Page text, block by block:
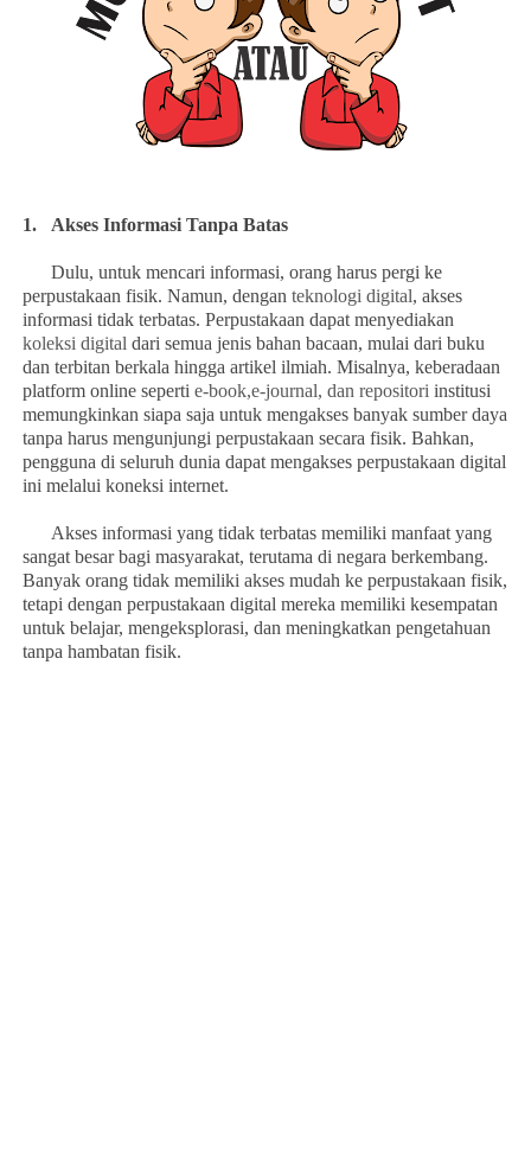
1. Akses Informasi Tanpa Batas
Dulu, untuk mencari informasi, orang harus pergi ke
perpustakaan fisik. Namun, denganteknologi digital, akses
informasi tidak terbatas. Perpustakaan dapat menyediakan
koleksi digital dari semua jenis bahan bacaan, mulai dari buku
dan terbitan berkala hingga artikel ilmiah. Misalnya, keberadaan
platform online sepertie-book,e-journal, dan repositori institusi
memungkinkan siapa saja untuk mengakses banyak sumber daya
tanpa harus mengunjungi perpustakaan secara fisik. Bahkan,
pengguna di seluruh dunia dapat mengakses perpustakaan digital
ini melalui koneksi internet.
Akses informasi yang tidak terbatas memiliki manfaat yang
sangat besar bagi masyarakat, terutama di negara berkembang.
Banyak orang tidak memiliki akses mudah ke perpustakaan fisik,
tetapi dengan perpustakaan digital mereka memiliki kesempatan
untuk belajar, mengeksplorasi, dan meningkatkan pengetahuan
tanpa hambatan fisik.